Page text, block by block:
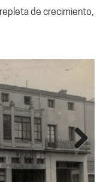
de crecimiento,
Next